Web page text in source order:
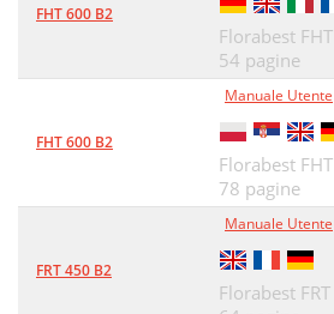
FHT 600 B2
Florabest
54 pagine
FHT 600 B2
Manuale Utente
Florabest
78 pagine
FRT 450 B2
Manuale Utente
Florabest